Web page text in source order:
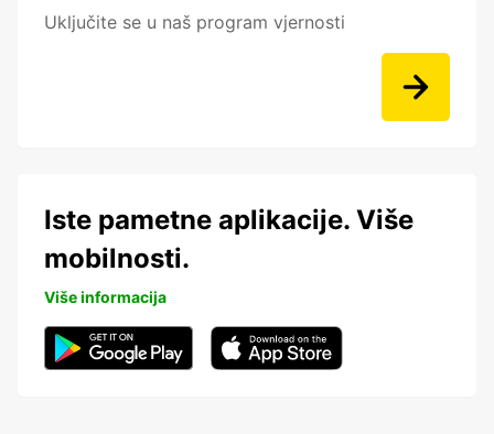
Uključite se u naš program vjernosti
Iste pametne aplikacije. Više
mobilnosti.
Više informacija